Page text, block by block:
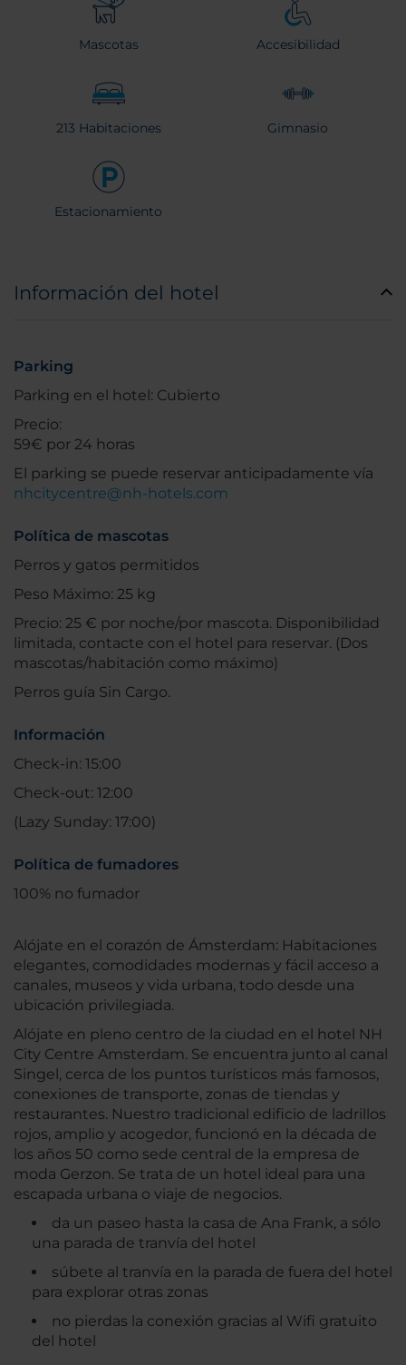
Mascotas Accesibilidad
213 Habitaciones Gimnasio
Estacionamiento
Información del hotel
Parking
Parking en el hotel: Cubierto
Precio:
59€ por 24 horas
El parking se puede reservar anticipadamente vía
nhcitycentre@nh-hotels.com
Política de mascotas
Perros y gatos permitidos
Peso Máximo: 25 kg
Precio: 25 € por noche/por mascota. Disponibilidad
limitada, contacte con el hotel para reservar. (Dos
mascotas/habitación como máximo)
Perros guía Sin Cargo.
Información
Check-in: 15:00
Check-out: 12:00
(Lazy Sunday: 17:00)
Política de fumadores
100% no fumador
Alójate en el corazón de Ámsterdam: Habitaciones
elegantes, comodidades modernas y fácil acceso a
canales, museos y vida urbana, todo desde una
ubicación privilegiada.
Alójate en pleno centro de la ciudad en el hotel NH
City Centre Amsterdam. Se encuentra junto al canal
Singel, cerca de los puntos turísticos más famosos,
conexiones de transporte, zonas de tiendas y
restaurantes. Nuestro tradicional edificio de ladrillos
rojos, amplio y acogedor, funcionó en la década de
los años 50 como sede central de la empresa de
moda Gerzon. Se trata de un hotel ideal para una
escapada urbana o viaje de negocios.
da un paseo hasta la casa de Ana Frank, a sólo
una parada de tranvía del hotel
súbete al tranvía en la parada de fuera del hotel
para explorar otras zonas
no pierdas la conexión gracias al Wifi gratuito
del hotel